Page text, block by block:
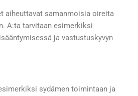
aiheuttavat samanmoisia oireita
A:ta tarvitaan esimerkiksi
ja vastustuskyvyn
sydämen toimintaan ja